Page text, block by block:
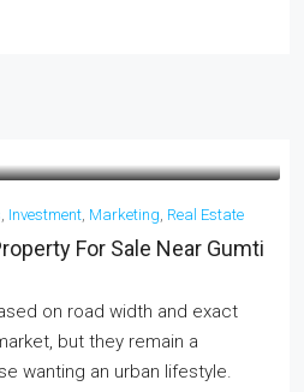
Investment Marketing Real Estate
For Sale Near Gumti
on road width and exact
but they remain a
wanting an urban lifestyle.